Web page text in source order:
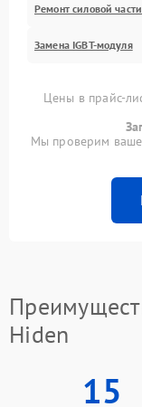
Ремонт силовой части
Замена IGBT-модуля
Цены в прайс-
Мы проверим ваше
Hiden
15